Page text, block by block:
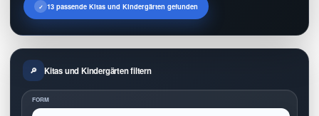
13 passende Kitas und Kindergärten gefunden
Kitas und Kindergärten filtern
FORM